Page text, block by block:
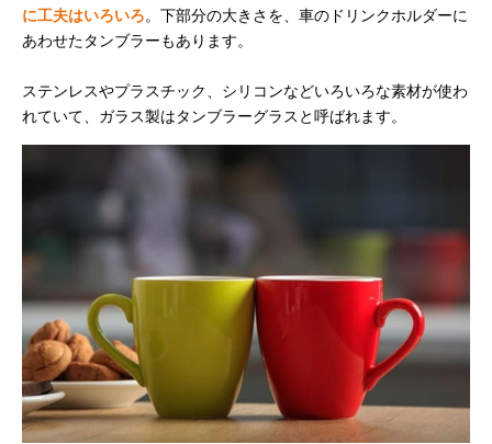
に工夫はいろいろ。下部分の大きさを、車のドリンクホルダーに
あわせたタンブラーもあります。
ステンレスやプラスチック、シリコンなどいろいろな素材が使わ
れていて、ガラス製はタンブラーグラスと呼ばれます。